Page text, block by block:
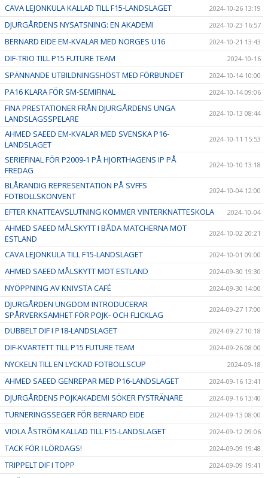
CAVA LEJONKULA KALLAD TILL F15-LANDSLAGET 2024-10-26 13:19
DJURGÅRDENS NYSATSNING: EN AKADEMI 2024-10-23 16:57
BERNARD EIDE EM-KVALAR MED NORGES U16 2024-10-21 13:43
DIF-TRIO TILL P15 FUTURE TEAM 2024-10-16
SPÄNNANDE UTBILDNINGSHÖST MED FÖRBUNDET 2024-10-14 10:00
PA16 KLARA FÖR SM-SEMIFINAL 2024-10-14 09:06
FINA PRESTATIONER FRÅN DJURGÅRDENS UNGA
LANDSLAGSSPELARE
2024-10-13 08:44
AHMED SAEED EM-KVALAR MED SVENSKA P16-
LANDSLAGET
2024-10-11 15:53
SERIEFINAL FÖR P2009-1 PÅ HJORTHAGENS IP PÅ
FREDAG
2024-10-10 13:18
BLÅRANDIG REPRESENTATION PÅ SVFFS
FOTBOLLSKONVENT
2024-10-04 12:00
EFTER KNATTEAVSLUTNING KOMMER VINTERKNATTESKOLA 2024-10-04
AHMED SAEED MÅLSKYTT I BÅDA MATCHERNA MOT
ESTLAND
2024-10-02 20:21
CAVA LEJONKULA TILL F15-LANDSLAGET 2024-10-01 09:00
AHMED SAEED MÅLSKYTT MOT ESTLAND 2024-09-30 19:30
NYÖPPNING AV KNIVSTA CAFÉ 2024-09-30 14:00
DJURGÅRDEN UNGDOM INTRODUCERAR
SPÅRVERKSAMHET FÖR POJK- OCH FLICKLAG
2024-09-27 17:00
DUBBELT DIF I P18-LANDSLAGET 2024-09-27 10:18
DIF-KVARTETT TILL P15 FUTURE TEAM 2024-09-26 08:00
NYCKELN TILL EN LYCKAD FOTBOLLSCUP 2024-09-18
AHMED SAEED GENREPAR MED P16-LANDSLAGET 2024-09-16 13:41
DJURGÅRDENS POJKAKADEMI SÖKER FYSTRÄNARE 2024-09-16 13:40
TURNERINGSSEGER FÖR BERNARD EIDE 2024-09-13 08:00
VIOLA ÅSTRÖM KALLAD TILL F15-LANDSLAGET 2024-09-12 09:06
TACK FÖR I LÖRDAGS! 2024-09-09 19:48
TRIPPELT DIF I TOPP 2024-09-09 19:41